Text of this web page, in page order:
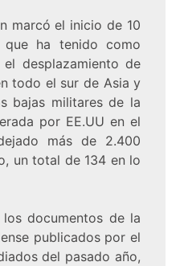
marcó el inicio de 10
ha tenido como
desplazamiento de
todo el sur de Asia y
bajas militares de la
por EE.UU en el
más de 2.400
un total de 134 en lo
documentos de la
publicados por el
del pasado año,